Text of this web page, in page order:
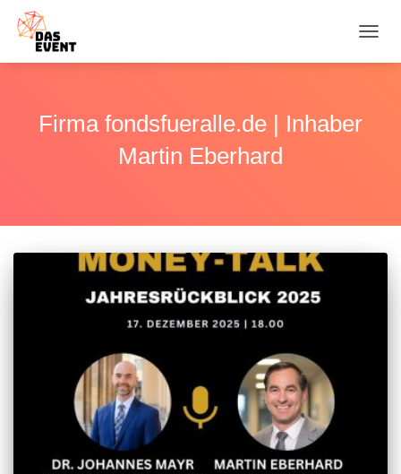
Firma fondsfueralle.de | Inhaber
Martin Eberhard